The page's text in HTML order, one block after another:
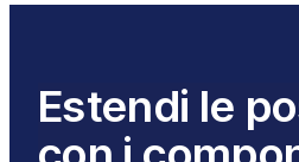
Estendi le